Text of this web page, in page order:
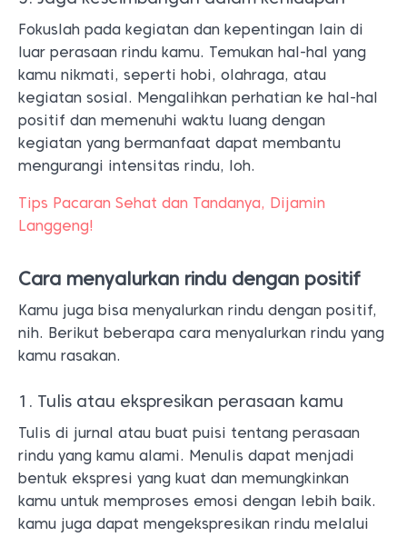
Fokuslah pada kegiatan dan kepentingan lain di
luar perasaan rindu kamu. Temukan hal-hal yang
kamu nikmati, seperti hobi, olahraga, atau
kegiatan sosial. Mengalihkan perhatian ke hal-hal
positif dan memenuhi waktu luang dengan
kegiatan yang bermanfaat dapat membantu
mengurangi intensitas rindu, loh.
Tips Pacaran Sehat dan Tandanya, Dijamin
Langgeng!
Cara menyalurkan rindu dengan positif
Kamu juga bisa menyalurkan rindu dengan positif,
nih. Berikut beberapa cara menyalurkan rindu yang
kamu rasakan.
1. Tulis atau ekspresikan perasaan kamu
Tulis di jurnal atau buat puisi tentang perasaan
rindu yang kamu alami. Menulis dapat menjadi
bentuk ekspresi yang kuat dan memungkinkan
kamu untuk memproses emosi dengan lebih baik.
kamu juga dapat mengekspresikan rindu melalui